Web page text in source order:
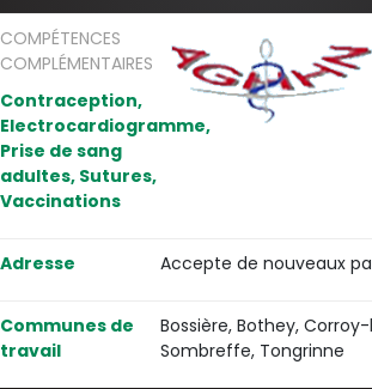
COMPÉTENCES
COMPLÉMENTAIRES
Contraception,
Electrocardiogramme,
Prise de sang
adultes, Sutures,
Vaccinations
Adresse Accepte de nouveaux
Communes de
travail
Bossière, Bothey,
Sombreffe, Tongrinne